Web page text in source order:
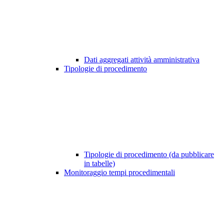
Dati aggregati attività amministrativa
Tipologie di procedimento
Tipologie di procedimento (da pubblicare
in tabelle)
Monitoraggio tempi procedimentali